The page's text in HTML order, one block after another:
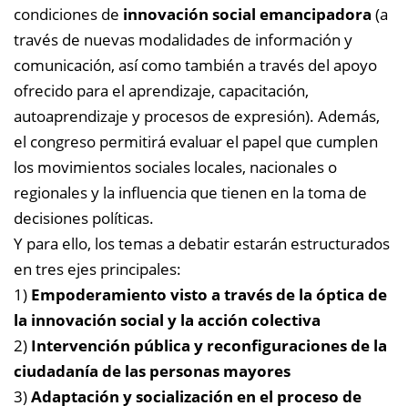
condiciones de innovación social emancipadora (a
través de nuevas modalidades de información y
comunicación, así como también a través del apoyo
ofrecido para el aprendizaje, capacitación,
autoaprendizaje y procesos de expresión). Además,
el congreso permitirá evaluar el papel que cumplen
los movimientos sociales locales, nacionales o
regionales y la influencia que tienen en la toma de
decisiones políticas.
Y para ello, los temas a debatir estarán estructurados
en tres ejes principales:
1) Empoderamiento visto a través de la óptica de
la innovación social y la acción colectiva
2) Intervención pública y reconfiguraciones de la
ciudadanía de las personas mayores
3)Adaptación y socialización en el proceso de